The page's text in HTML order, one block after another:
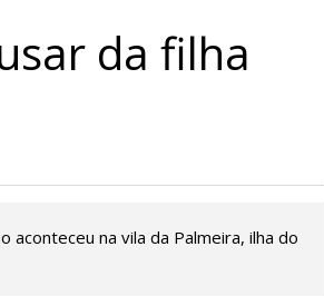
da filha
aconteceu na vila da Palmeira, ilha do